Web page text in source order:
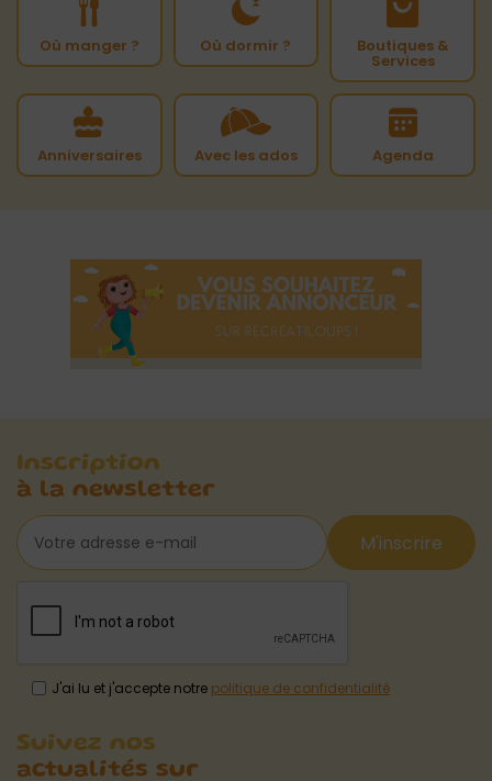
Où manger ? Où dormir ? Boutiques &
Services
Anniversaires Avec les ados Agenda
Inscription
à la newsletter
M'inscrire
J'ai lu et j'accepte notre politique de confidentialité
Suivez nos
actualités sur